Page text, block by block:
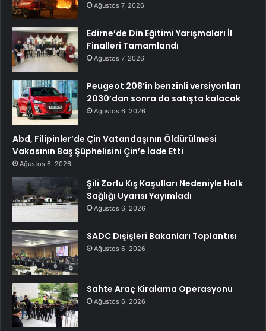
Ağustos 7, 2026
Edirne’de Din Eğitimi Yarışmaları İl
Finalleri Tamamlandı
Ağustos 7, 2026
Peugeot 208’in benzinli versiyonları
2030’dan sonra da satışta kalacak
Ağustos 6, 2026
Abd, Filipinler’de Çin Vatandaşının Öldürülmesi
Vakasının Baş Şüphelisini Çin’e İade Etti
Ağustos 6, 2026
Şili Zorlu Kış Koşulları Nedeniyle Halk
Sağlığı Uyarısı Yayımladı
Ağustos 6, 2026
SADC Dışişleri Bakanları Toplantısı
Ağustos 6, 2026
Sahte Araç Kiralama Operasyonu
Ağustos 6, 2026